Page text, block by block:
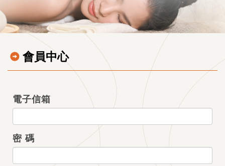
會員中心
電子信箱
密 碼